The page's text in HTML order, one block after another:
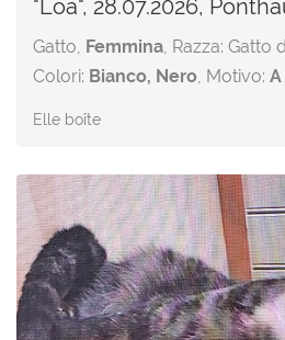
"Loa", 28.07.2026,
Gatto, Femmina, Razza: Gatto
Colori: Bianco, Nero, Motivo:
Elle boîte